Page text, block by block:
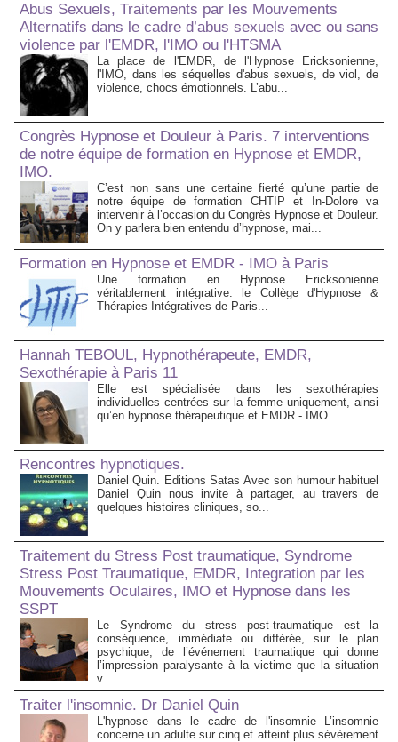
Abus Sexuels, Traitements par les Mouvements
Alternatifs dans le cadre d’abus sexuels avec ou sans
violence par l'EMDR, l'IMO ou l'HTSMA
La place de l'EMDR, de l'Hypnose Ericksonienne,
l'IMO, dans les séquelles d'abus sexuels, de viol, de
violence, chocs émotionnels. L’abu...
Congrès Hypnose et Douleur à Paris. 7 interventions
de notre équipe de formation en Hypnose et EMDR,
IMO.
C’est non sans une certaine fierté qu’une partie de
notre équipe de formation CHTIP et In-Dolore va
intervenir à l’occasion du Congrès Hypnose et Douleur.
On y parlera bien entendu d’hypnose, mai...
Formation en Hypnose et EMDR - IMO à Paris
Une formation en Hypnose Ericksonienne
véritablement intégrative: le Collège d'Hypnose &
Thérapies Intégratives de Paris...
Hannah TEBOUL, Hypnothérapeute, EMDR,
Sexothérapie à Paris 11
Elle est spécialisée dans les sexothérapies
individuelles centrées sur la femme uniquement, ainsi
qu’en hypnose thérapeutique et EMDR - IMO....
Rencontres hypnotiques.
Daniel Quin. Editions Satas Avec son humour habituel
Daniel Quin nous invite à partager, au travers de
quelques histoires cliniques, so...
Traitement du Stress Post traumatique, Syndrome
Stress Post Traumatique, EMDR, Integration par les
Mouvements Oculaires, IMO et Hypnose dans les
SSPT
Le Syndrome du stress post-traumatique est la
conséquence, immédiate ou différée, sur le plan
psychique, de l’événement traumatique qui donne
l’impression paralysante à la victime que la situation
v...
Traiter l'insomnie. Dr Daniel Quin
L'hypnose dans le cadre de l'insomnie L’insomnie
concerne un adulte sur cinq et atteint plus sévèrement